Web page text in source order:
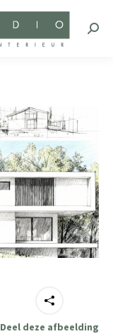
Deel deze afbeelding